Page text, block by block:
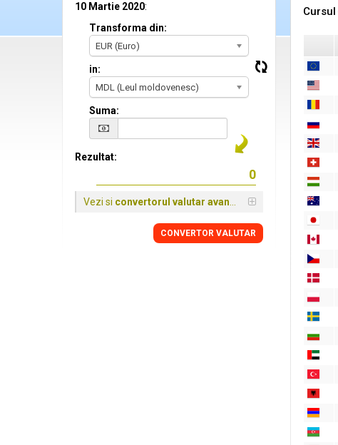
10 Martie 2020:
Transforma din:
EUR (Euro)
in:
MDL (Leul moldovenesc)
Suma:
Rezultat:
Vezi si convertorul valutar avansat
CONVERTOR VALUTAR